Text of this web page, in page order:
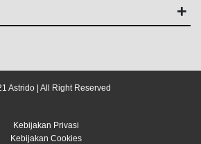
+
Astrido | All Right Reserved
Kebijakan Privasi
Kebijakan Cookies